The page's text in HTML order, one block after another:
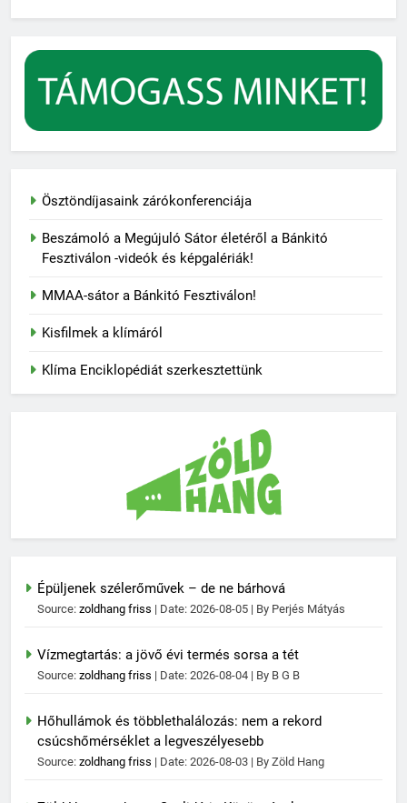
Ösztöndíjasaink zárókonferenciája
Beszámoló a Megújuló Sátor életéről a Bánkitó
Fesztiválon -videók és képgalériák!
MMAA-sátor a Bánkitó Fesztiválon!
Kisfilmek a klímáról
Klíma Enciklopédiát szerkesztettünk
Épüljenek szélerőművek – de ne bárhová
Source: zoldhang friss Date: 2026-08-05 By Perjés Mátyás
Vízmegtartás: a jövő évi termés sorsa a tét
Source: zoldhang friss Date: 2026-08-04 By B G B
Hőhullámok és többlethalálozás: nem a rekord
csúcshőmérséklet a legveszélyesebb
Source: zoldhang friss Date: 2026-08-03 By Zöld Hang